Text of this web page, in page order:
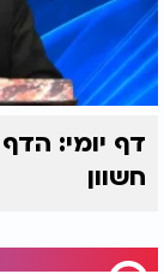
דף יומי:
חשוון